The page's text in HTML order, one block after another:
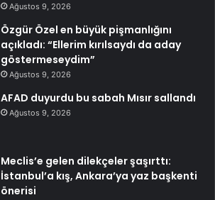
Ağustos 9, 2026
Özgür Özel en büyük pişmanlığını
açıkladı: “Ellerim kırılsaydı da aday
göstermeseydim”
Ağustos 9, 2026
AFAD duyurdu bu sabah Mısır sallandı
Ağustos 9, 2026
Meclis’e gelen dilekçeler şaşırttı:
İstanbul’a kış, Ankara’ya yaz başkenti
önerisi